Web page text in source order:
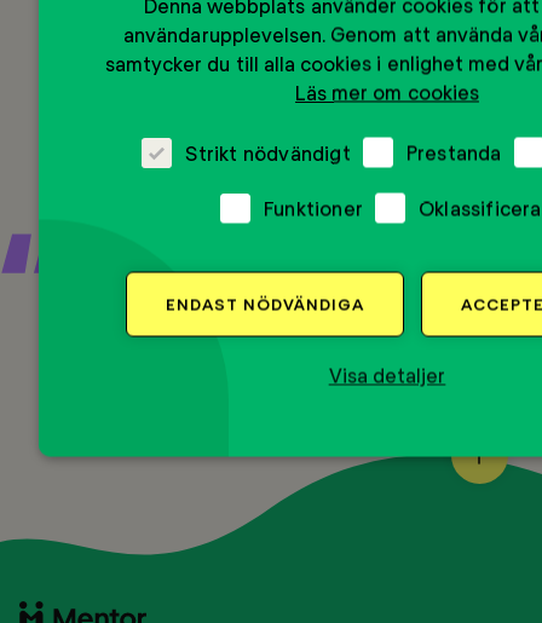
Skolpersonal om fördelarna med Mentor Boost
Att ha någon som lyssnar och som
kan hjälpa dig med din framtid.
Ungdom om vad som var bäst med Mentor Boost
BACK
TO
Till
Denna webbplats använder cookies för
användarupplevelsen. Genom att använda
samtycker du till alla cookies i enlighet med
Läs mer om cookies
Strikt nödvändigt Prestanda
Funktioner
ENDAST NÖDVÄNDIGA
Visa detaljer